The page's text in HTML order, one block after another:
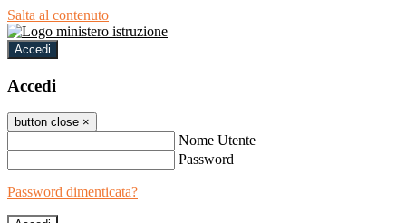
Salta al contenuto
Accedi
Accedi
button close ×
Nome Utente
Password
Password dimenticata?